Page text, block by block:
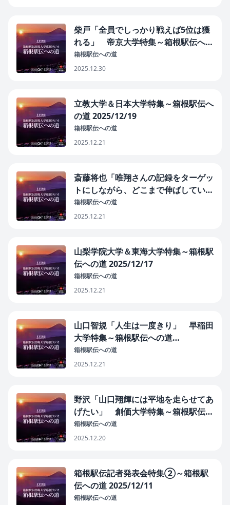
柴戸「全員でしっかり戦えば5位は獲
れる」 帝京大学特集～箱根駅伝への
道 2025/12/23
箱根駅伝への道
2025.12.30
立教大学＆日本大学特集～箱根駅伝へ
の道 2025/12/19
箱根駅伝への道
2025.12.21
斎藤将也「唯翔さんの記録をターゲッ
トにしながら、どこまで伸ばしていけ
るか」 城西大学特集～箱根駅伝への
道 2025/12/18
箱根駅伝への道
2025.12.21
山梨学院大学＆東海大学特集～箱根駅
伝への道 2025/12/17
箱根駅伝への道
2025.12.21
山口智規「人生は一度きり」 早稲田
大学特集～箱根駅伝への道
2025/12/16
箱根駅伝への道
2025.12.21
野沢「山口翔輝には平地を走らせてあ
げたい」 創価大学特集～箱根駅伝へ
の道 2025/12/12
箱根駅伝への道
2025.12.20
箱根駅伝記者発表会特集②～箱根駅
伝への道 2025/12/11
箱根駅伝への道